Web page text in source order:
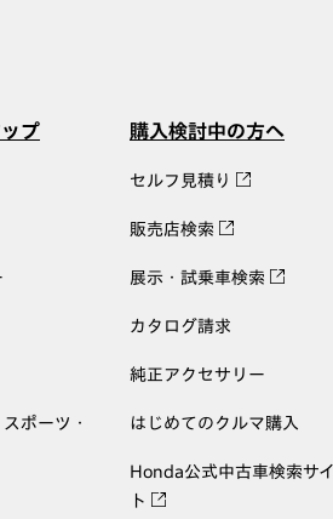
プ
ポーツ・
購入検討中の方へ
セルフ見積り
販売店検索
展示・試乗車検索
カタログ請求
純正アクセサリー
はじめてのクルマ購入
Honda公式中古車検索サイ
ト